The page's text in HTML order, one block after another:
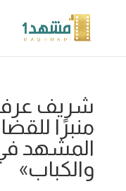
شريف
منبرًا
المشهد
والكباب»